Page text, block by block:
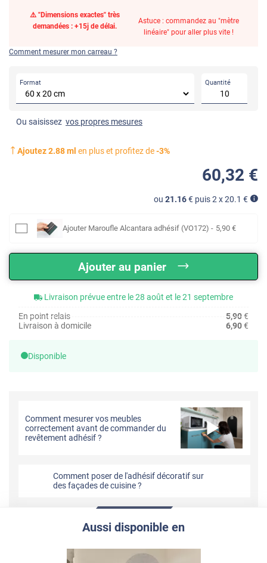
⚠️ "Dimensions exactes" très
demandées : +15j de délai.
Astuce : commandez au "mètre
linéaire" pour aller plus vite !
Comment mesurer mon carreau ?
Format Quantité
Ou saisissez vos propres mesures
Ajoutez2.88ml en plus et profitez de-3%
60,32 €
ou 21.16€ puis 2 x20.1 €
Ajouter Maroufle Alcantara adhésif (VO172) - 5,90 €
Ajouter au panier
Livraison prévue entre le 28 août et le 21 septembre
En point relais
5,90€
Livraison à domicile
6,90€
Disponible
Comment mesurer vos meubles
correctement avant de commander du
revêtement adhésif ?
Comment poser de l'adhésif décoratif sur
des façades de cuisine ?
Aussi disponible en